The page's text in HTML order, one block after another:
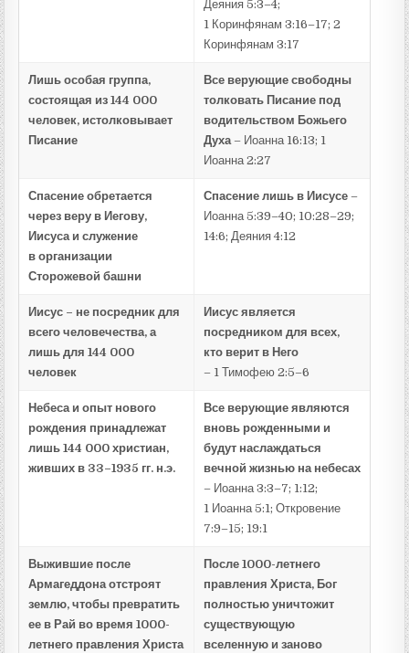
Деяния 5:3–4;
1 Коринфянам 3:16–17; 2
Коринфянам 3:17
Лишь особая группа,
состоящая из 144 000
человек, истолковывает
Писание
Все верующие свободны
толковать Писание под
водительством Божьего
Духа – Иоанна 16:13; 1
Иоанна 2:27
Спасение обретается
через веру в Иегову,
Иисуса и служение
ворганизации
Сторожевой башни
Спасение лишь в Иисусе–
Иоанна 5:39–40; 10:28–29;
14:6; Деяния 4:12
Иисус – не посредник для
всего человечества, а
лишь для 144 000
человек
Иисус является
посредником для всех,
кто верит в Него
– 1 Тимофею 2:5–6
Небеса и опыт нового
рождения принадлежат
лишь 144 000 христиан,
живших в 33–1935 гг. н.э.
Все верующие являются
вновь рожденными и
будут наслаждаться
вечной жизнью на небесах
– Иоанна 3:3–7; 1:12;
1 Иоанна 5:1; Откровение
7:9–15; 19:1
Выжившие после
Армагеддона отстроят
землю, чтобы превратить
ее в Рай во время 1000-
летнего правления Христа
После 1000-летнего
правления Христа, Бог
полностью уничтожит
существующую
вселенную и заново